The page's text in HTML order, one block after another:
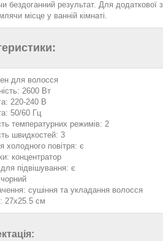
бездоганний результат. Для
місце у ванній кімнаті.
для волосся
2600 Вт
220-240 В
50/60 Гц
температурних режимів: 2
швидкостей: 3
холодного повітря: є
концентратор
підвішування: є
сушіння та укладання волосся
27х25.5 см